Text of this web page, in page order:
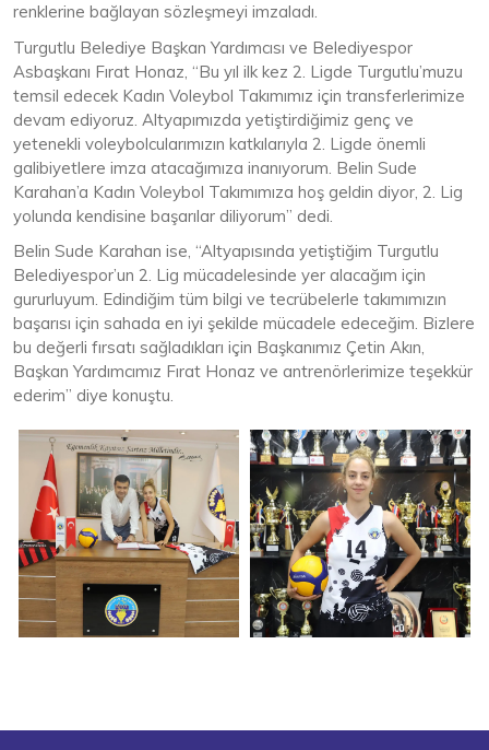
renklerine bağlayan sözleşmeyi imzaladı.
Turgutlu Belediye Başkan Yardımcısı ve Belediyespor
Asbaşkanı Fırat Honaz, “Bu yıl ilk kez 2. Ligde Turgutlu’muzu
temsil edecek Kadın Voleybol Takımımız için transferlerimize
devam ediyoruz. Altyapımızda yetiştirdiğimiz genç ve
yetenekli voleybolcularımızın katkılarıyla 2. Ligde önemli
galibiyetlere imza atacağımıza inanıyorum. Belin Sude
Karahan’a Kadın Voleybol Takımımıza hoş geldin diyor, 2. Lig
yolunda kendisine başarılar diliyorum” dedi.
Belin Sude Karahan ise, “Altyapısında yetiştiğim Turgutlu
Belediyespor’un 2. Lig mücadelesinde yer alacağım için
gururluyum. Edindiğim tüm bilgi ve tecrübelerle takımımızın
başarısı için sahada en iyi şekilde mücadele edeceğim. Bizlere
bu değerli fırsatı sağladıkları için Başkanımız Çetin Akın,
Başkan Yardımcımız Fırat Honaz ve antrenörlerimize teşekkür
ederim” diye konuştu.